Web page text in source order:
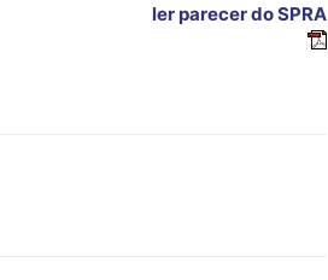
ler parecer do SPRA